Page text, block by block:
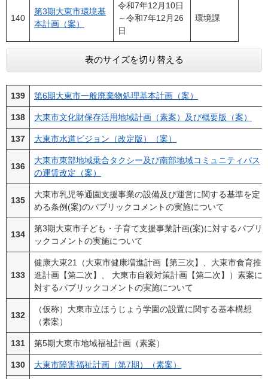
140
第3期大東市環境基
本計画（案）
令和7年12月10日
～令和7年12月26
日
環境課
表のサイズを切り替える
139 第6期大東市一般廃棄物処理基本計画（案）
138 大東市文化財保存活用地域計画（素案）及び概要版（案）
137 大東市水道ビジョン（改定版）（案）
136
大東市東部地域乗合タクシー及び南部地域コミュニティバス
の運賃改定（案）
135
大東市乳児等通園支援事業の設備及び運営に関する基準を定
める条例(案)のパブリックコメントの実施について
134
第3期大東市子ども・子育て支援事業計画(案)に対するパブリ
ックコメントの実施について
133
健康大東21（大東市健康増進計画【第三次】、大東市食育推
進計画【第二次】、 大東市自殺対策計画【第二次】）素案に
対するパブリックコメントの実施について
132
（仮称）大東市立ほうじょう学園の設置に関する基本構想
（素案）
131 第5期大東市地域福祉計画（素案）
130 大東市障害福祉計画（第7期）（素案）